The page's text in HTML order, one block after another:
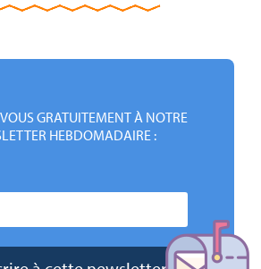
GRATUITEMENT À NOTRE
HEBDOMADAIRE :